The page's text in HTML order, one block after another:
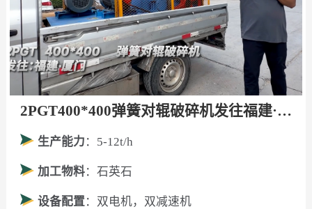
2PGT400*400弹簧对辊破碎机发往福建·厦门！
生产能力 ：5-12t/h
加工物料：石英石
设备配置：双电机，双减速机